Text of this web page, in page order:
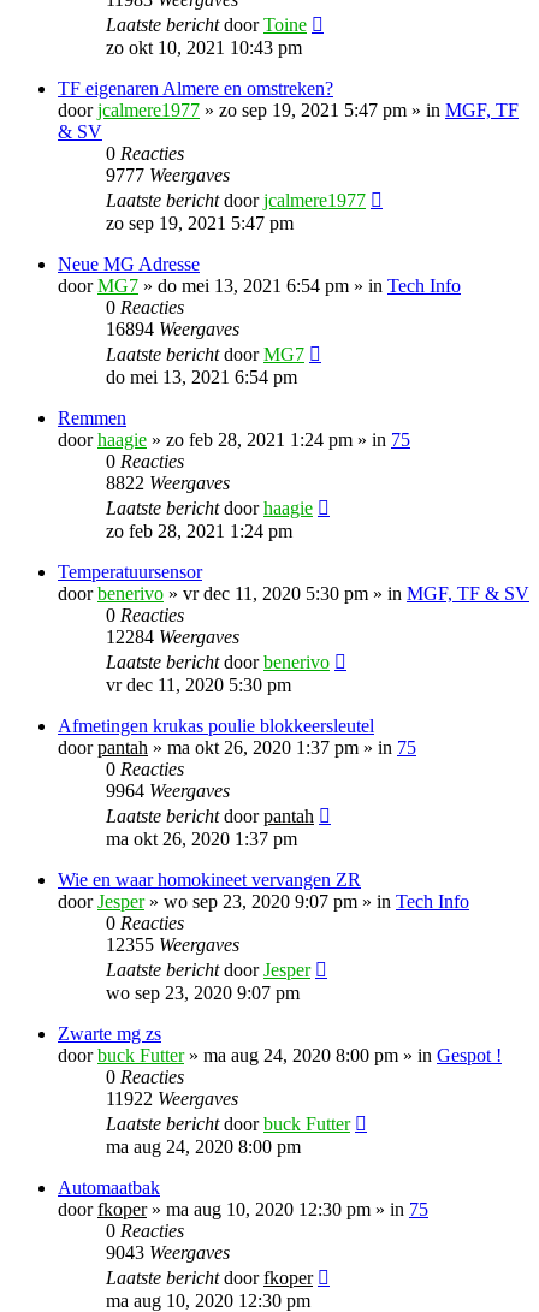
Laatste berichtdoorToine
zo okt 10, 2021 10:43 pm
TF eigenaren Almere en omstreken?
doorjcalmere1977 » zo sep 19, 2021 5:47 pm » in MGF, TF
& SV
0 Reacties
9777 Weergaves
Laatste berichtdoorjcalmere1977
zo sep 19, 2021 5:47 pm
Neue MG Adresse
doorMG7 » do mei 13, 2021 6:54 pm » in Tech Info
0 Reacties
16894 Weergaves
Laatste berichtdoorMG7
do mei 13, 2021 6:54 pm
Remmen
doorhaagie » zo feb 28, 2021 1:24 pm » in 75
0 Reacties
8822 Weergaves
Laatste berichtdoorhaagie
zo feb 28, 2021 1:24 pm
Temperatuursensor
doorbenerivo » vr dec 11, 2020 5:30 pm » in MGF, TF & SV
0 Reacties
12284 Weergaves
Laatste berichtdoorbenerivo
vr dec 11, 2020 5:30 pm
Afmetingen krukas poulie blokkeersleutel
doorpantah » ma okt 26, 2020 1:37 pm » in 75
0 Reacties
9964 Weergaves
Laatste berichtdoorpantah
ma okt 26, 2020 1:37 pm
Wie en waar homokineet vervangen ZR
doorJesper» wo sep 23, 2020 9:07 pm » in Tech Info
0 Reacties
12355 Weergaves
Laatste berichtdoorJesper
wo sep 23, 2020 9:07 pm
Zwarte mg zs
doorbuck Futter» ma aug 24, 2020 8:00 pm » in Gespot !
0 Reacties
11922 Weergaves
Laatste berichtdoorbuck Futter
ma aug 24, 2020 8:00 pm
Automaatbak
doorfkoper» ma aug 10, 2020 12:30 pm » in 75
0 Reacties
9043 Weergaves
Laatste berichtdoorfkoper
ma aug 10, 2020 12:30 pm